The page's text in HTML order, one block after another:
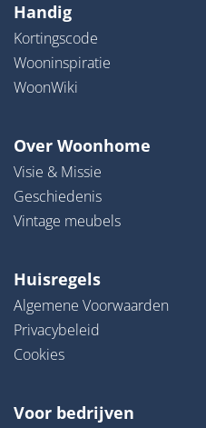
Handig
Kortingscode
Wooninspiratie
WoonWiki
Over Woonhome
Visie & Missie
Geschiedenis
Vintage meubels
Huisregels
Algemene Voorwaarden
Privacybeleid
Cookies
Voor bedrijven